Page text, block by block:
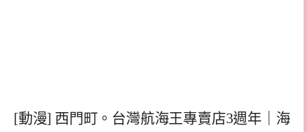
[動漫] 西門町。台灣航海王專賣店3週年｜海